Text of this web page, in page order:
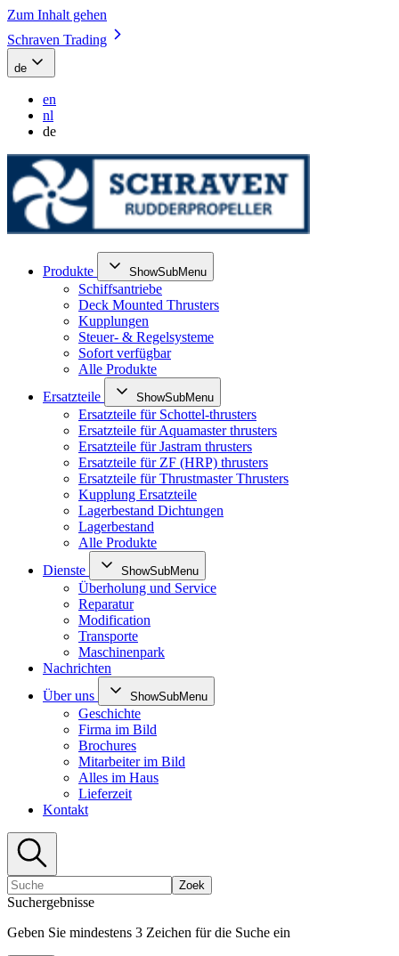
Zum Inhalt gehen
Schraven Trading
de
en
nl
de
Produkte ShowSubMenu
Schiffsantriebe
Deck Mounted Thrusters
Kupplungen
Steuer- & Regelsysteme
Sofort verfügbar
Alle Produkte
Ersatzteile
ShowSubMenu
Ersatzteile für Schottel-thrusters
Ersatzteile für Aquamaster thrusters
Ersatzteile für Jastram thrusters
Ersatzteile für ZF (HRP) thrusters
Ersatzteile für Thrustmaster Thrusters
Kupplung Ersatzteile
Lagerbestand Dichtungen
Lagerbestand
Alle Produkte
Dienste
ShowSubMenu
Überholung und Service
Reparatur
Modification
Transporte
Maschinenpark
Nachrichten
Über uns
ShowSubMenu
Geschichte
Firma im Bild
Brochures
Mitarbeiter im Bild
Alles im Haus
Lieferzeit
Kontakt
Zoek
Suchergebnisse
Geben Sie mindestens 3 Zeichen für die Suche ein